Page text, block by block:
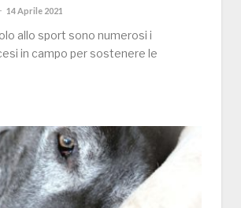
14 Aprile 2021
allo sport sono numerosi i
in campo per sostenere le